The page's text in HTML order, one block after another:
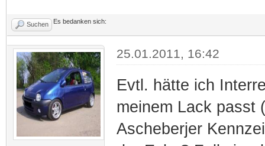
Suchen Es bedanken sich:
25.01.2011, 16:42
Evtl. hätte ich
meinem Lack passt
Ascheberjer